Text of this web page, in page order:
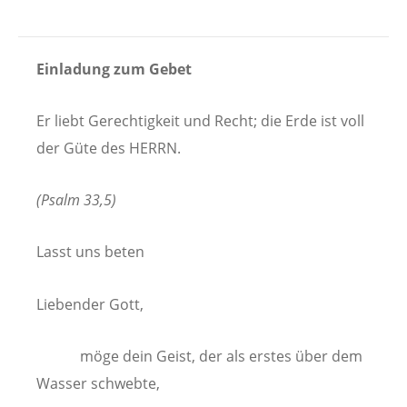
Einladung zum Gebet
Er liebt Gerechtigkeit und Recht; die Erde ist voll
der Güte des HERRN.
(Psalm 33,5)
Lasst uns beten
Liebender Gott,
möge dein Geist, der als erstes über dem
Wasser schwebte,